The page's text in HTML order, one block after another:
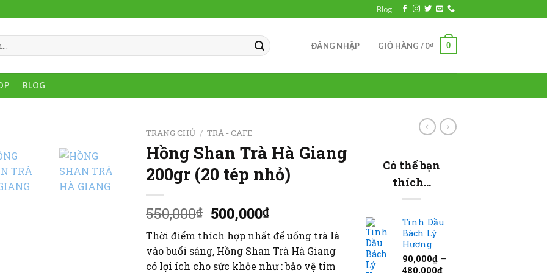
Blog
ĐĂNG NHẬP GIỎ HÀNG /0₫ 0
BLOG
Add to
wishlist
TRANG CHỦ / TRÀ - CAFE
Hồng Shan Trà Hà Giang
200gr (20 tép nhỏ)
550,000₫ Giá
gốc
là:
550,000₫.
500,000₫Giá
hiện
tại
là:
Thời điểm thích hợp nhất để uống trà là
vào buổi sáng, Hồng Shan Trà Hà Giang
có lợi ích cho sức khỏe như : bảo vệ tim
Có thể bạn
thích…
Tinh Dầu
Bách Lý
Hương
90,000₫ –
480,000₫